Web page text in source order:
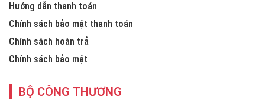
Hướng dẫn thanh toán
Chính sách bảo mật thanh toán
Chính sách hoàn trả
Chính sách bảo mật
BỘ CÔNG THƯƠNG